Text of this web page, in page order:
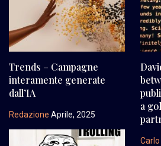
Trends – Campagne
interamente generate
dall’IA
Redazione Aprile, 2025
a